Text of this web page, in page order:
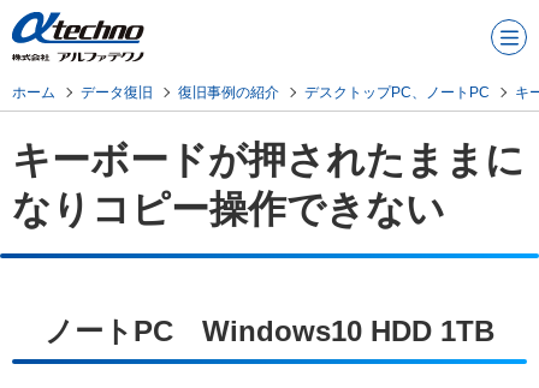
メニュ
ー
ホーム データ復旧 復旧事例の紹介 デスクトップPC、ノートPC キ
キーボードが押されたままに
なりコピー操作できない
ノートPC Windows10 HDD 1TB